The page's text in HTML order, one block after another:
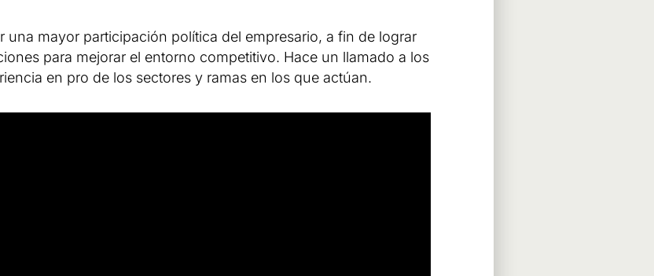
una mayor participación política del empresario, a fin de lograr
para mejorar el entorno competitivo. Hace un llamado a los
en pro de los sectores y ramas en los que actúan.